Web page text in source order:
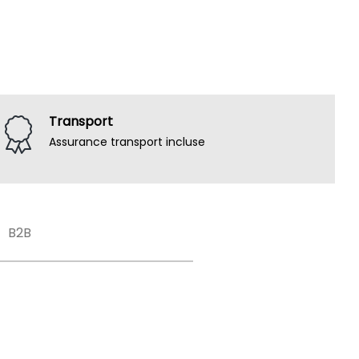
Transport
Assurance transport incluse
B2B